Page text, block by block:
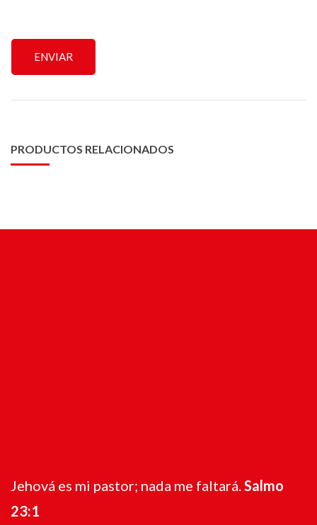
PRODUCTOS RELACIONADOS
Jehová es mi pastor; nada me faltará. Salmo
23:1